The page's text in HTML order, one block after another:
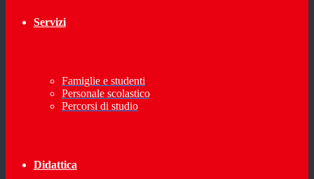
Servizi
Famiglie e studenti
Personale scolastico
Percorsi di studio
Didattica